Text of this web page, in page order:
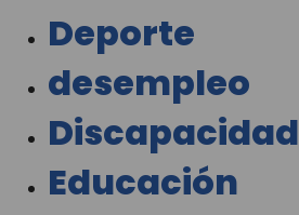
Deporte
desempleo
Discapacidad
Educación